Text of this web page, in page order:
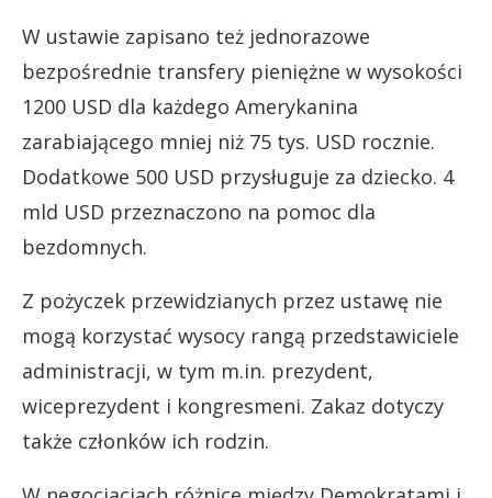
W ustawie zapisano też jednorazowe
bezpośrednie transfery pieniężne w wysokości
1200 USD dla każdego Amerykanina
zarabiającego mniej niż 75 tys. USD rocznie.
Dodatkowe 500 USD przysługuje za dziecko. 4
mld USD przeznaczono na pomoc dla
bezdomnych.
Z pożyczek przewidzianych przez ustawę nie
mogą korzystać wysocy rangą przedstawiciele
administracji, w tym m.in. prezydent,
wiceprezydent i kongresmeni. Zakaz dotyczy
także członków ich rodzin.